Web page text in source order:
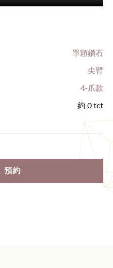
單顆鑽石
尖臂
4-爪款
約 0 tct
預約